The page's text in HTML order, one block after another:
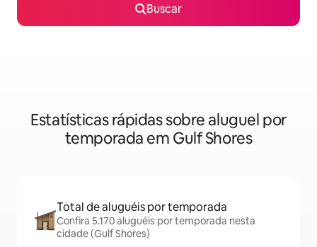
Buscar
Estatísticas rápidas sobre aluguel por
temporada em Gulf Shores
Total de aluguéis por temporada
Confira 5.170 aluguéis por temporada nesta
cidade (Gulf Shores)